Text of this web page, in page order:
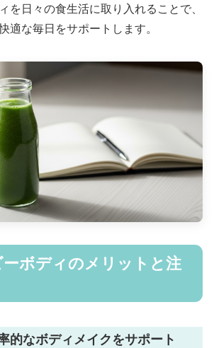
を日々の食生活に取り入れることで、
適な毎日をサポートします。
ボディのメリットと注
的なボディメイクをサポート